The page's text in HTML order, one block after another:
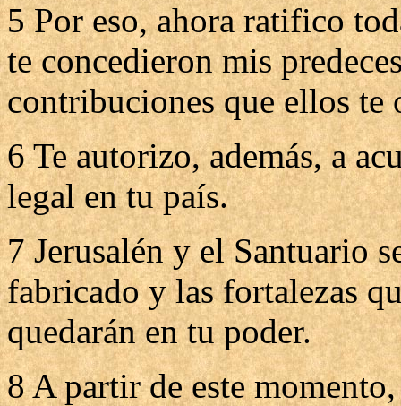
5 Por eso, ahora ratifico
te concedieron mis
contribuciones que ellos te
6 Te autorizo, además, a
legal en tu país.
7 Jerusalén y el Santuario
fabricado y las fortalezas
quedarán en tu poder.
8 A partir de este